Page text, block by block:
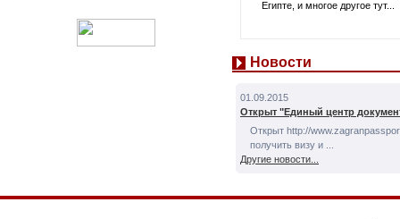
Египте, и многое другое тут...
Новости
01.09.2015
Открыт "Единый центр
Открыт http://
получить визу и ...
Другие новости...